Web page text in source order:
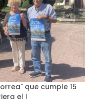
que cumple 15
el l